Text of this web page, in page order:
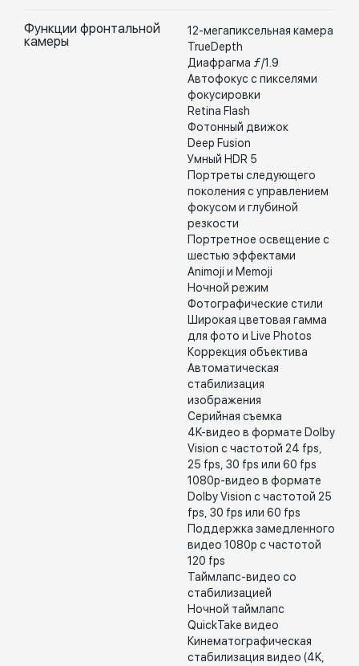
Функции фронтальной
камеры
12-мегапиксельная камера
TrueDepth
Диафрагма ƒ/1.9
Автофокус с пикселями
фокусировки
Retina Flash
Фотонный движок
Deep Fusion
Умный HDR 5
Портреты следующего
поколения с управлением
фокусом и глубиной
резкости
Портретное освещение с
шестью эффектами
Animoji и Memoji
Ночной режим
Фотографические стили
Широкая цветовая гамма
для фото и Live Photos
Коррекция объектива
Автоматическая
стабилизация
изображения
Серийная съемка
4K-видео в формате Dolby
Vision с частотой 24 fps,
25 fps, 30 fps или 60 fps
1080p-видео в формате
Dolby Vision с частотой 25
fps, 30 fps или 60 fps
Поддержка замедленного
видео 1080p с частотой
120 fps
Таймлапс-видео со
стабилизацией
Ночной таймлапс
QuickTake видео
Кинематографическая
стабилизация видео (4K,